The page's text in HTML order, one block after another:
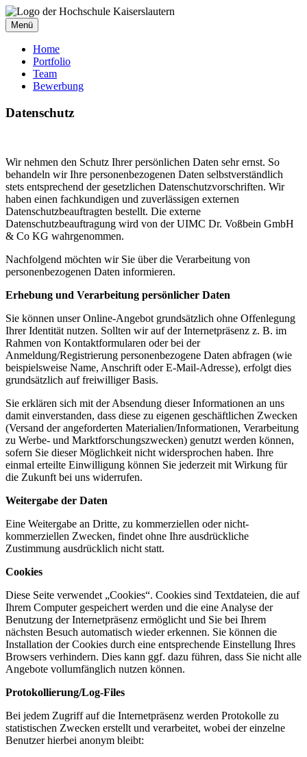
Menü
Home
Portfolio
Team
Bewerbung
Datenschutz
Wir nehmen den Schutz Ihrer persönlichen Daten sehr ernst. So
behandeln wir Ihre personenbezogenen Daten selbstverständlich
stets entsprechend der gesetzlichen Datenschutzvorschriften. Wir
haben einen fachkundigen und zuverlässigen externen
Datenschutzbeauftragten bestellt. Die externe
Datenschutzbeauftragung wird von der UIMC Dr. Voßbein GmbH
& Co KG wahrgenommen.
Nachfolgend möchten wir Sie über die Verarbeitung von
personenbezogenen Daten informieren.
Erhebung und Verarbeitung persönlicher Daten
Sie können unser Online-Angebot grundsätzlich ohne Offenlegung
Ihrer Identität nutzen. Sollten wir auf der Internetpräsenz z. B. im
Rahmen von Kontaktformularen oder bei der
Anmeldung/Registrierung personenbezogene Daten abfragen (wie
beispielsweise Name, Anschrift oder E-Mail-Adresse), erfolgt dies
grundsätzlich auf freiwilliger Basis.
Sie erklären sich mit der Absendung dieser Informationen an uns
damit einverstanden, dass diese zu eigenen geschäftlichen Zwecken
(Versand der angeforderten Materialien/Informationen, Verarbeitung
zu Werbe- und Marktforschungszwecken) genutzt werden können,
sofern Sie dieser Möglichkeit nicht widersprochen haben. Ihre
einmal erteilte Einwilligung können Sie jederzeit mit Wirkung für
die Zukunft bei uns widerrufen.
Weitergabe der Daten
Eine Weitergabe an Dritte, zu kommerziellen oder nicht-
kommerziellen Zwecken, findet ohne Ihre ausdrückliche
Zustimmung ausdrücklich nicht statt.
Cookies
Diese Seite verwendet „Cookies“. Cookies sind Textdateien, die auf
Ihrem Computer gespeichert werden und die eine Analyse der
Benutzung der Internetpräsenz ermöglicht und Sie bei Ihrem
nächsten Besuch automatisch wieder erkennen. Sie können die
Installation der Cookies durch eine entsprechende Einstellung Ihres
Browsers verhindern. Dies kann ggf. dazu führen, dass Sie nicht alle
Angebote vollumfänglich nutzen können.
Protokollierung/Log-Files
Bei jedem Zugriff auf die Internetpräsenz werden Protokolle zu
statistischen Zwecken erstellt und verarbeitet, wobei der einzelne
Benutzer hierbei anonym bleibt: